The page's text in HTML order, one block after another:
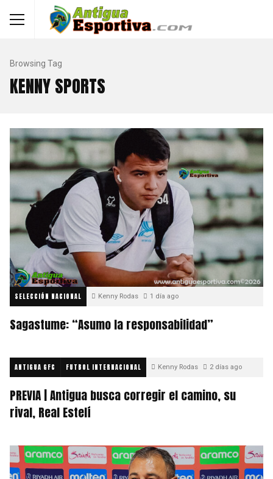
Browsing Tag
KENNY SPORTS
SELECCIÓN NACIONAL Kenny Rodas 1 día ago
Sagastume: “Asumo la responsabilidad”
ANTIGUA GFC FUTBOL INTERNACIONAL Kenny Rodas 2 días ago
PREVIA | Antigua busca corregir el camino, su
rival, Real Estelí